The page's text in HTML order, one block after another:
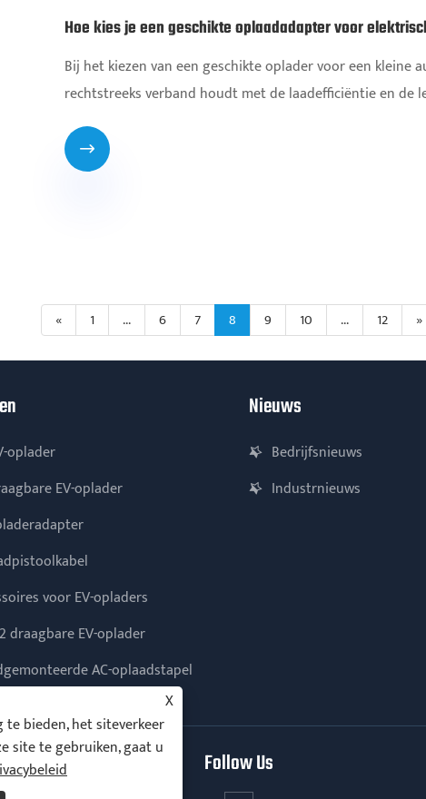
Hoe kies je een geschikte oplaadadapter voor
Bij het kiezen van een geschikte oplader voor een
rechtstreeks verband houdt met de laadefficiëntie en

« 1 ... 6 7 8 9 10 ... 12 »
oplader
EV-oplader
voor EV-opladers
draagbare EV-oplader
AC-oplaadstapel
Nieuws
Bedrijfsnieuws
Industrnieuws
Follow Us
X
bieden, het siteverkeer
site te gebruiken, gaat u